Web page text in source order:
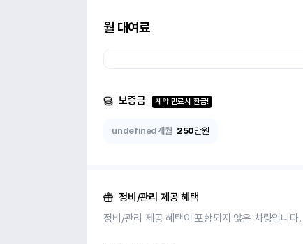
월 대여료
보증금 계약 만료시 환급!
undefined개월 250만원
정비/관리 제공 혜택
정비/관리 제공 혜택이 포함되지 않은 차량입니다.